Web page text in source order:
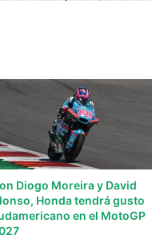
Diogo Moreira y David
Honda tendrá gusto
en el MotoGP